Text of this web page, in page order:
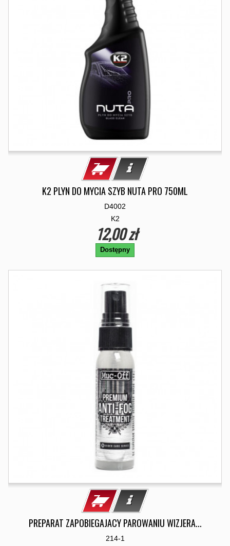
K2 PLYN DO MYCIA SZYB NUTA PRO 750ML
D4002
K2
12,00 zł
Dostępny
PREPARAT ZAPOBIEGAJACY PAROWANIU WIZJERA...
214-1